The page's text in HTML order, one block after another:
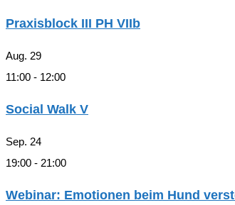
Praxisblock III PH VIIb
Aug. 29
11:00 - 12:00
Social Walk V
Sep. 24
19:00 - 21:00
Webinar: Emotionen beim Hund